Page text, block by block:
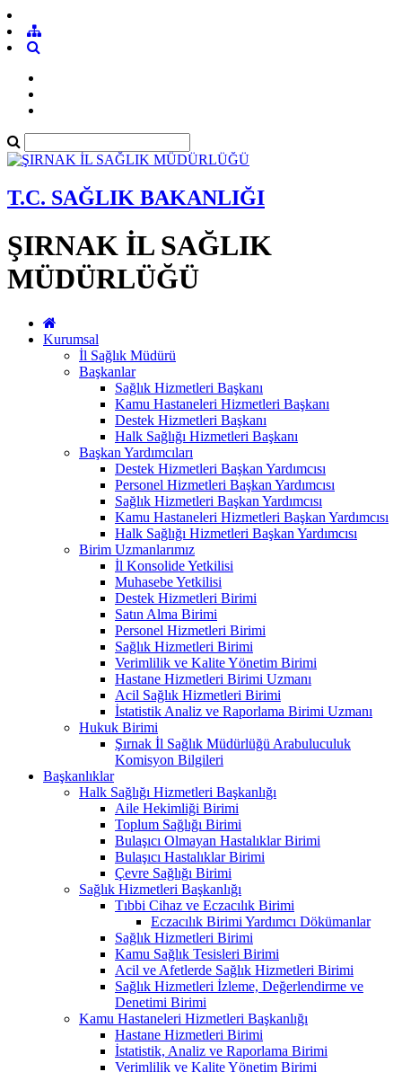
T.C. SAĞLIK BAKANLIĞI
ŞIRNAK İL SAĞLIK
MÜDÜRLÜĞÜ
Kurumsal
İl Sağlık Müdürü
Başkanlar
Sağlık Hizmetleri Başkanı
Kamu Hastaneleri Hizmetleri Başkanı
Destek Hizmetleri Başkanı
Halk Sağlığı Hizmetleri Başkanı
Başkan Yardımcıları
Destek Hizmetleri Başkan Yardımcısı
Personel Hizmetleri Başkan Yardımcısı
Sağlık Hizmetleri Başkan Yardımcısı
Kamu Hastaneleri Hizmetleri Başkan Yardımcısı
Halk Sağlığı Hizmetleri Başkan Yardımcısı
Birim Uzmanlarımız
İl Konsolide Yetkilisi
Muhasebe Yetkilisi
Destek Hizmetleri Birimi
Satın Alma Birimi
Personel Hizmetleri Birimi
Sağlık Hizmetleri Birimi
Verimlilik ve Kalite Yönetim Birimi
Hastane Hizmetleri Birimi Uzmanı
Acil Sağlık Hizmetleri Birimi
İstatistik Analiz ve Raporlama Birimi Uzmanı
Hukuk Birimi
Şırnak İl Sağlık Müdürlüğü Arabuluculuk
Komisyon Bilgileri
Başkanlıklar
Halk Sağlığı Hizmetleri Başkanlığı
Aile Hekimliği Birimi
Toplum Sağlığı Birimi
Bulaşıcı Olmayan Hastalıklar Birimi
Bulaşıcı Hastalıklar Birimi
Çevre Sağlığı Birimi
Sağlık Hizmetleri Başkanlığı
Tıbbi Cihaz ve Eczacılık Birimi
Eczacılık Birimi Yardımcı Dökümanlar
Sağlık Hizmetleri Birimi
Kamu Sağlık Tesisleri Birimi
Acil ve Afetlerde Sağlık Hizmetleri Birimi
Sağlık Hizmetleri İzleme, Değerlendirme ve
Denetimi Birimi
Kamu Hastaneleri Hizmetleri Başkanlığı
Hastane Hizmetleri Birimi
İstatistik, Analiz ve Raporlama Birimi
Verimlilik ve Kalite Yönetim Birimi